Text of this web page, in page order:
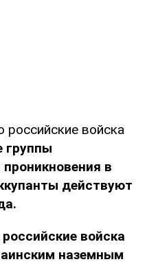
войска
группы
в
действуют
российские войска
наземным